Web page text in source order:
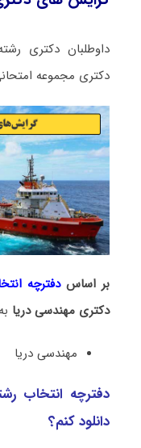
داوطلبان دکتری
دکتری مجموعه
بر اساسدفترچه
دکتری ﻣﻬﻨﺪسی درﻳﺎ
ﻣﻬﻨﺪسی درﻳﺎ
دفترچه انتخاب
دانلود کنم؟